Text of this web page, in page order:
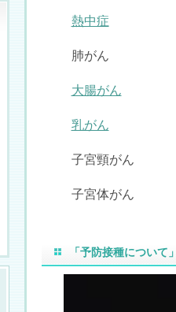
熱中症
肺がん
大腸がん
乳がん
子宮頸がん
子宮体がん
「予防接種につい